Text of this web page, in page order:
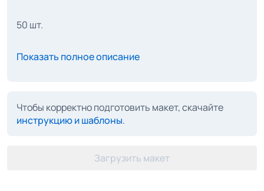
50 шт.
Показать полное описание
Чтобы корректно подготовить макет, скачайте
инструкцию и шаблоны.
Загрузить макет